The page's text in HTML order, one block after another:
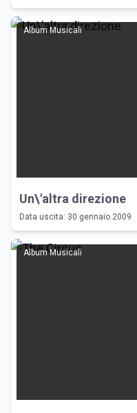
Album Musicali
Un\'altra direzione
Data uscita: 30 gennaio 2009
Album Musicali